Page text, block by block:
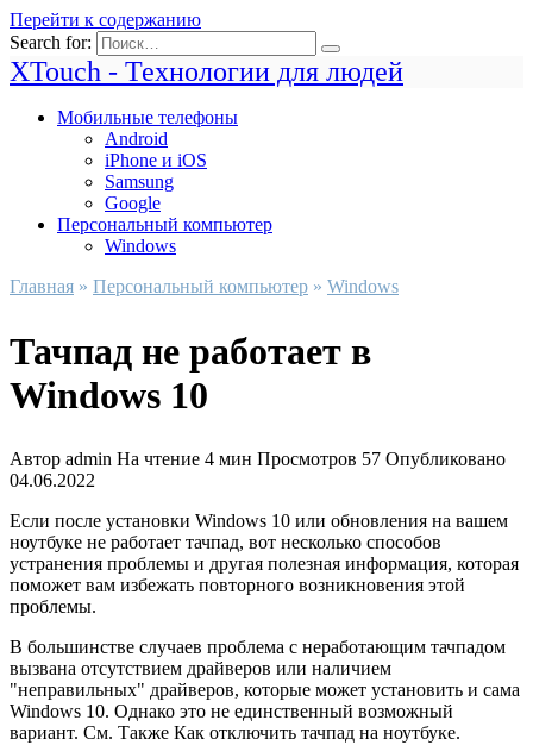
Перейти к содержанию
Search for:
XTouch - Технологии для людей
Мобильные телефоны
Android
iPhone и iOS
Samsung
Google
Персональный компьютер
Windows
Главная » Персональный компьютер » Windows
Тачпад не работает в
Windows 10
Автор admin На чтение 4 мин Просмотров 57 Опубликовано
04.06.2022
Если после установки Windows 10 или обновления на вашем
ноутбуке не работает тачпад, вот несколько способов
устранения проблемы и другая полезная информация, которая
поможет вам избежать повторного возникновения этой
проблемы.
В большинстве случаев проблема с неработающим тачпадом
вызвана отсутствием драйверов или наличием
"неправильных" драйверов, которые может установить и сама
Windows 10. Однако это не единственный возможный
вариант. См. Также Как отключить тачпад на ноутбуке.